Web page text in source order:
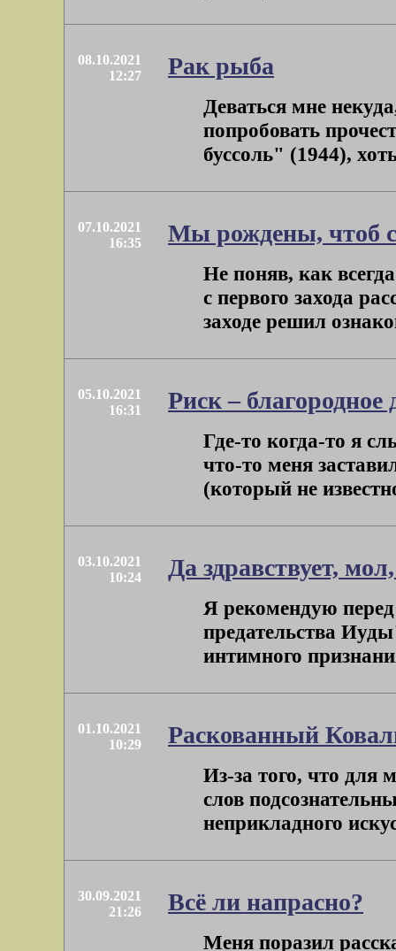
08.10.2021
12:27
Рак рыба
Деваться мне
попробовать
буссоль" (1944),
07.10.2021
16:35
Мы рождены, чтоб
Не поняв, как
с первого захода
заходе решил
05.10.2021
16:31
Риск – благородное
Где-то когда-то я
что-то меня
(который не
03.10.2021
10:24
Да здравствует,
Я рекомендую перед
предательства
интимного
01.10.2021
10:29
Раскованный
Из-за того, что для
слов
неприкладного
30.09.2021
21:26
Всё ли напрасно?
Меня поразил